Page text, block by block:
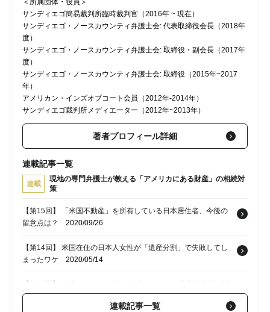
＜所属団体・役員＞
サンディエゴ簡易裁判所臨時裁判官（2016年 ~ 現在）
サンディエゴ・ノースカウンティ弁護士会: 代表取締役会長（2018年
度）
サンディエゴ・ノースカウンティ弁護士会: 取締役・副会長（2017年
度）
サンディエゴ・ノースカウンティ弁護士会: 取締役（2015年~2017
年）
アメリカン・インズオブコート会員（2012年-2014年）
サンディエゴ裁判所メディエーター（2012年~2013年）
著者プロフィール詳細
連載記事一覧
連載
現地の専門弁護士が教える「アメリカにある財産」の相続対
策
【第15回】 「米国不動産」を所有している日本居住者、今後の
留意点は？
2020/09/26
【第14回】 米国在住の日本人女性が「遺産分割」で失敗してし
まったワケ 2020/05/14
望、叶わず2020/04/24
連載記事一覧